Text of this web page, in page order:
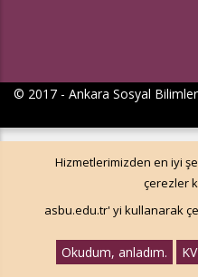
© 2017 - Ankara Sosyal Bilimler
Hizmetlerimizden en iyi
çerezler
asbu.edu.tr' yi kullanarak
Okudum, anladım.